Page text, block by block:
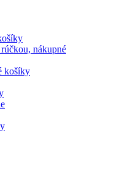
nákupné
košíky